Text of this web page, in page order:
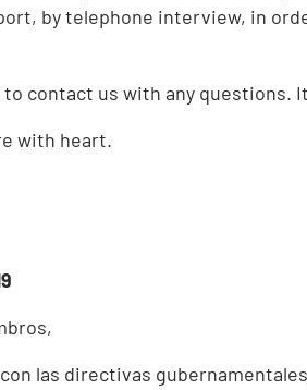
by telephone interview, in
contact us with any
with heart.
las directivas